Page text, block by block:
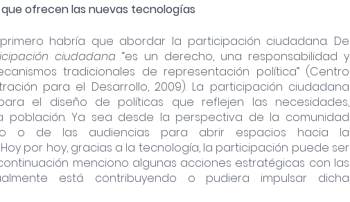
ofrecen las nuevas tecnologías
habría que abordar la participación ciudadana. De
ciudadana “es un derecho, una responsabilidad y
tradicionales de representación política” (Centro
para el Desarrollo, 2009). La participación ciudadana
el diseño de políticas que reflejen las necesidades,
población. Ya sea desde la perspectiva de la comunidad
o de las audiencias para abrir espacios hacia la
por hoy, gracias a la tecnología, la participación puede ser
menciono algunas acciones estratégicas con las
está contribuyendo o pudiera impulsar dicha